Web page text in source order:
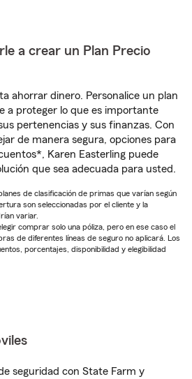
a crear un Plan Precio
ahorrar dinero. Personalice un plan
a proteger lo que es importante
pertenencias y sus finanzas. Con
de manera segura, opciones para
Karen Easterling puede
que sea adecuada para usted.
de clasificación de primas que varían según
son seleccionadas por el cliente y la
variar.
comprar solo una póliza, pero en ese caso el
de diferentes líneas de seguro no aplicará. Los
porcentajes, disponibilidad y elegibilidad
seguridad con State Farm y